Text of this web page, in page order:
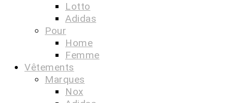
Lotto
Adidas
Pour
Home
Femme
Vêtements
Marques
Nox